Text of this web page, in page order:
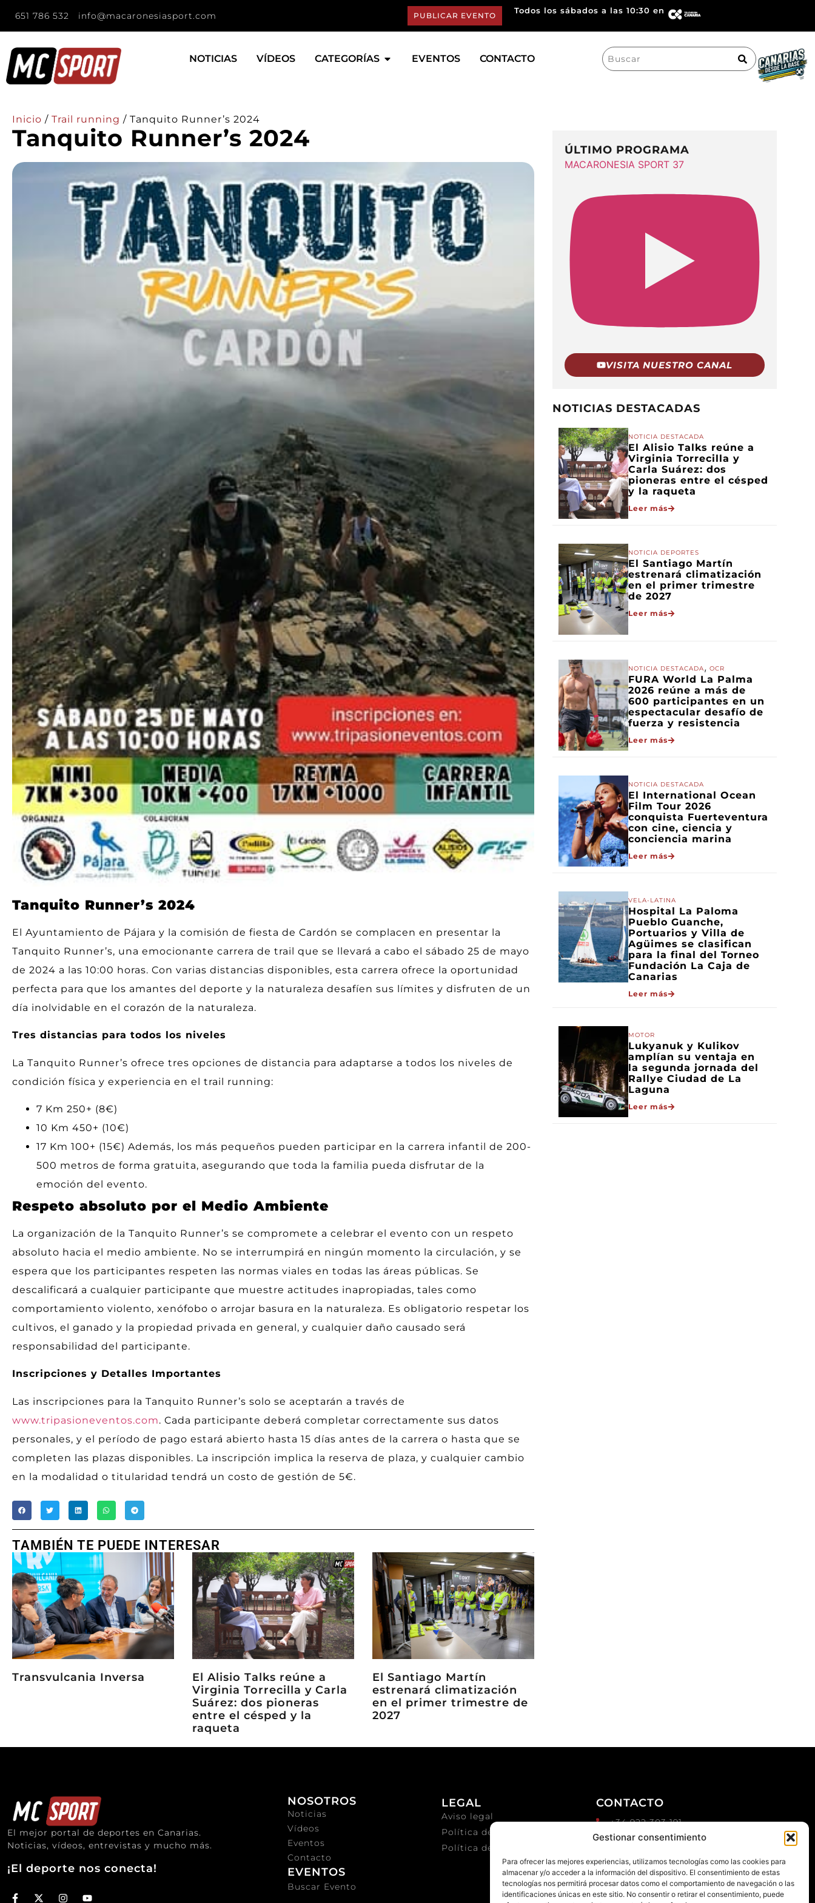
Gestionar consentimiento
Para ofrecer las mejores experiencias, utilizamos tecnologías como las cookies para
almacenar y/o acceder a la información del dispositivo. El consentimiento de estas
tecnologías nos permitirá procesar datos como el comportamiento de navegación o las
identificaciones únicas en este sitio. No consentir o retirar el consentimiento, puede
651 786 532 info@macaronesiasport.com PUBLICAR EVENTO
Todos los sábados a las 10:30 en
NOTICIAS VÍDEOS CATEGORÍAS EVENTOS CONTACTO
Search
for:
Inicio / Trail running / Tanquito Runner’s 2024
Tanquito Runner’s 2024
Tanquito Runner’s 2024
El Ayuntamiento de Pájara y la comisión de fiesta de Cardón se complacen en presentar la
Tanquito Runner’s, una emocionante carrera de trail que se llevará a cabo el sábado 25 de mayo
de 2024 a las 10:00 horas. Con varias distancias disponibles, esta carrera ofrece la oportunidad
perfecta para que los amantes del deporte y la naturaleza desafíen sus límites y disfruten de un
día inolvidable en el corazón de la naturaleza.
Tres distancias para todos los niveles
La Tanquito Runner’s ofrece tres opciones de distancia para adaptarse a todos los niveles de
condición física y experiencia en el trail running:
7 Km 250+ (8€)
10 Km 450+ (10€)
17 Km 100+ (15€) Además, los más pequeños pueden participar en la carrera infantil de 200-
500 metros de forma gratuita, asegurando que toda la familia pueda disfrutar de la
emoción del evento.
Respeto absoluto por el Medio Ambiente
La organización de la Tanquito Runner’s se compromete a celebrar el evento con un respeto
absoluto hacia el medio ambiente. No se interrumpirá en ningún momento la circulación, y se
espera que los participantes respeten las normas viales en todas las áreas públicas. Se
descalificará a cualquier participante que muestre actitudes inapropiadas, tales como
comportamiento violento, xenófobo o arrojar basura en la naturaleza. Es obligatorio respetar los
cultivos, el ganado y la propiedad privada en general, y cualquier daño causado será
responsabilidad del participante.
Inscripciones y Detalles Importantes
Las inscripciones para la Tanquito Runner’s solo se aceptarán a través de
www.tripasioneventos.com. Cada participante deberá completar correctamente sus datos
personales, y el período de pago estará abierto hasta 15 días antes de la carrera o hasta que se
completen las plazas disponibles. La inscripción implica la reserva de plaza, y cualquier cambio
en la modalidad o titularidad tendrá un costo de gestión de 5€.
TAMBIÉN TE PUEDE INTERESAR
Transvulcania Inversa
El Alisio Talks reúne a
Virginia Torrecilla y Carla
Suárez: dos pioneras
entre el césped y la
raqueta
El Santiago Martín
estrenará climatización
en el primer trimestre de
2027
ÚLTIMO PROGRAMA
MACARONESIA SPORT 37
VISITA NUESTRO CANAL
NOTICIAS DESTACADAS
NOTICIA DESTACADA
El Alisio Talks reúne a
Virginia Torrecilla y
Carla Suárez: dos
pioneras entre el césped
y la raqueta
Leer más
NOTICIA DEPORTES
El Santiago Martín
estrenará climatización
en el primer trimestre
de 2027
Leer más
NOTICIA DESTACADA, OCR
FURA World La Palma
2026 reúne a más de
600 participantes en un
espectacular desafío de
fuerza y resistencia
Leer más
NOTICIA DESTACADA
El International Ocean
Film Tour 2026
conquista Fuerteventura
con cine, ciencia y
conciencia marina
Leer más
VELA-LATINA
Hospital La Paloma
Pueblo Guanche,
Portuarios y Villa de
Agüimes se clasifican
para la final del Torneo
Fundación La Caja de
Canarias
Leer más
MOTOR
Lukyanuk y Kulikov
amplían su ventaja en
la segunda jornada del
Rallye Ciudad de La
Laguna
Leer más
El mejor portal de deportes en Canarias.
Noticias, vídeos, entrevistas y mucho más.
¡El deporte nos conecta!
NOSOTROS
Noticias
Vídeos
Eventos
Contacto
EVENTOS
Buscar Evento
LEGAL
Aviso legal
Política de privacidad
Política de cookies
CONTACTO
+34 922 303 191
+34 651 786 532
Trabaja con nosotros
Publicidad